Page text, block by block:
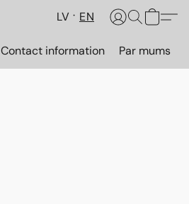
LV EN
Contact information Par mums